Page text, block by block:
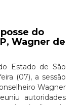
do
Wagner de
Estado de São
(07), a sessão
Wagner
autoridades